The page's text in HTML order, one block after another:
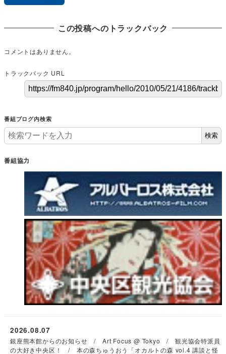
この投稿へのトラックバック
コメントはありません。
トラックバック URL
番組ブログ内検索
検索
番組協力
銀座熊本館からのお知らせ / Art Focus @ Tokyo / 観光協会特派員
の大好き中央区！ / 本の森ちゅうおう「オカルトの森 vol.4 講談と怪
2026.08.07